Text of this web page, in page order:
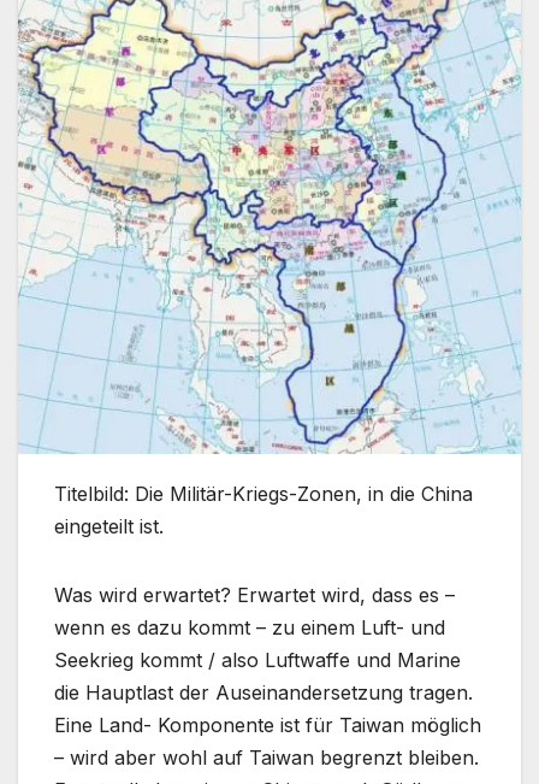
Titelbild: Die Militär-Kriegs-Zonen, in die China
eingeteilt ist.
Was wird erwartet? Erwartet wird, dass es –
wenn es dazu kommt – zu einem Luft- und
Seekrieg kommt / also Luftwaffe und Marine
die Hauptlast der Auseinandersetzung tragen.
Eine Land- Komponente ist für Taiwan möglich
– wird aber wohl auf Taiwan begrenzt bleiben.